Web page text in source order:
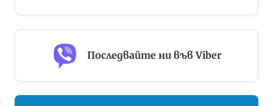
Последвайте ни във Viber